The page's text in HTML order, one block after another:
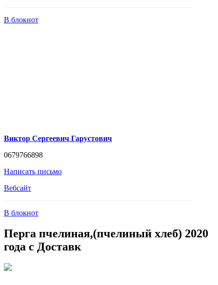
В блокнот
Виктор Сергеевич Гарустович
0679766898
Написать письмо
Вебсайт
В блокнот
Перга пчелиная,(пчелиный хлеб) 2020
года с Доставк